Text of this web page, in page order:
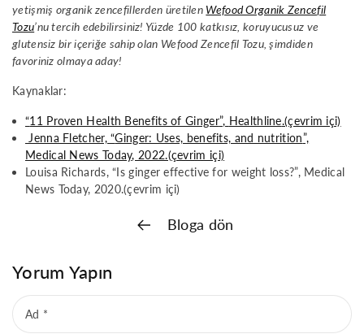
yetişmiş organik zencefillerden üretilen Wefood Organik Zencefil
Tozu’nu tercih edebilirsiniz! Yüzde 100 katkısız, koruyucusuz ve
glutensiz bir içeriğe sahip olan Wefood Zencefil Tozu, şimdiden
favoriniz olmaya aday!
Kaynaklar:
“11 Proven Health Benefits of Ginger”, Healthline.(çevrim içi)
Jenna Fletcher, “Ginger: Uses, benefits, and nutrition”,
Medical News Today, 2022.(çevrim içi)
Louisa Richards, “Is ginger effective for weight loss?”, Medical
News Today, 2020.(çevrim içi)
Bloga dön
Yorum Yapın
Ad *